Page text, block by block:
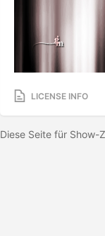
LICENSE INFO
Diese Seite für Show-